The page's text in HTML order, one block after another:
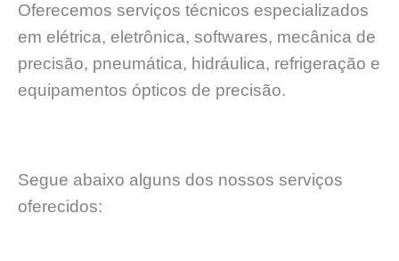
Oferecemos serviços técnicos especializados
em elétrica, eletrônica, softwares, mecânica de
precisão, pneumática, hidráulica, refrigeração e
equipamentos ópticos de precisão.
Segue abaixo alguns dos nossos serviços
oferecidos: